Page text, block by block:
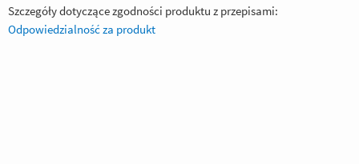
Szczegóły dotyczące zgodności produktu z przepisami:
Odpowiedzialność za produkt